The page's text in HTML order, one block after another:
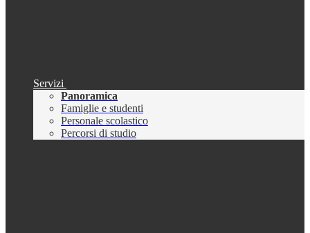
Servizi
Panoramica
Famiglie e studenti
Personale scolastico
Percorsi di studio